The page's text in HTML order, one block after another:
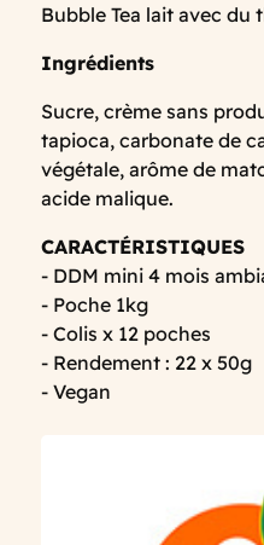
Bubble Tea lait avec du
Ingrédients
Sucre, crème sans
tapioca, carbonate de
végétale, arôme de
acide malique.
CARACTÉRISTIQUES
- DDM mini 4 mois
- Poche 1kg
- Colis x 12 poches
- Rendement : 22 x 50g
- Vegan